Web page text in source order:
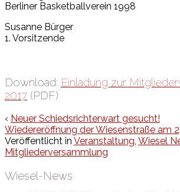
Berliner Basketballverein 1998
Susanne Bürger
1. Vorsitzende
Download: Einladung zur
2017 (PDF)
‹ Neuer Schiedsrichterwart gesucht!
Wiedereröffnung der Wiesenstraße am
Veröffentlicht in Veranstaltung, Wiesel
Mitgliederversammlung
Wiesel-News